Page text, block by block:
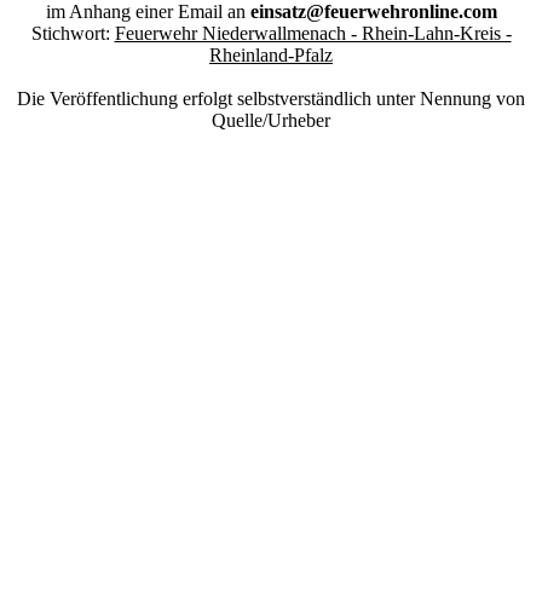
im Anhang einer Email an einsatz@feuerwehronline.com
Stichwort: Feuerwehr Niederwallmenach - Rhein-Lahn-Kreis -
Rheinland-Pfalz
Die Veröffentlichung erfolgt selbstverständlich unter Nennung von
Quelle/Urheber